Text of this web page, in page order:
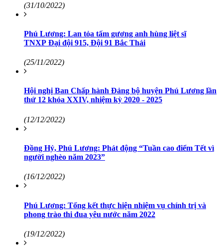
(31/10/2022)
Phú Lương: Lan tỏa tấm gương anh hùng liệt sĩ
TNXP Đại đội 915, Đội 91 Bắc Thái
(25/11/2022)
Hội nghị Ban Chấp hành Đảng bộ huyện Phú Lương lần
thứ 12 khóa XXIV, nhiệm kỳ 2020 - 2025
(12/12/2022)
Đồng Hỷ, Phú Lương: Phát động “Tuần cao điểm Tết vì
người nghèo năm 2023”
(16/12/2022)
Phú Lương: Tổng kết thực hiện nhiệm vụ chính trị và
phong trào thi đua yêu nước năm 2022
(19/12/2022)